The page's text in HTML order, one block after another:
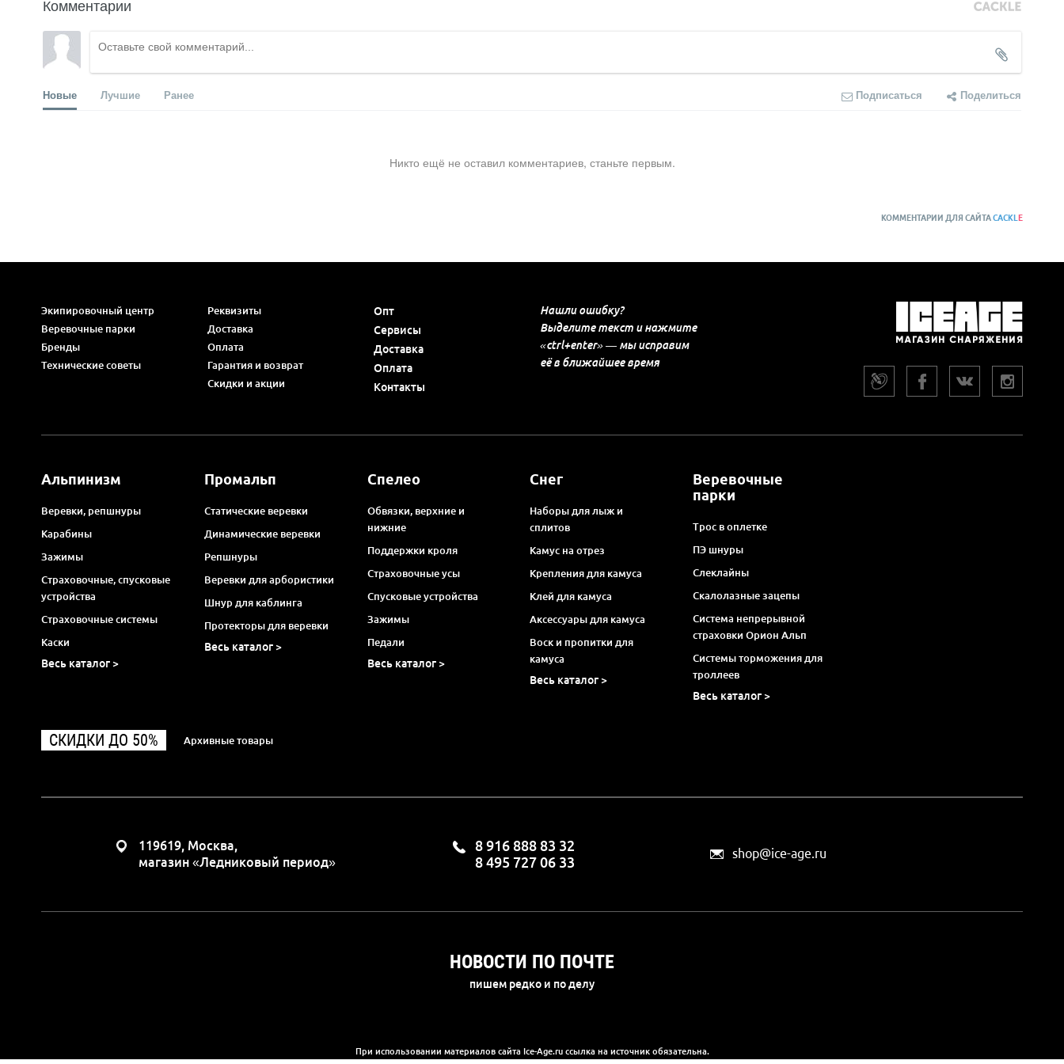
Комментарии
Новые Лучшие Ранее Подписаться Поделиться
Никто ещё не оставил комментариев, станьте первым.
КОММЕНТАРИИ ДЛЯ САЙТАCACKL E
Экипировочный центр
Веревочные парки
Бренды
Технические советы
Реквизиты
Доставка
Оплата
Гарантия и возврат
Скидки и акции
Опт
Сервисы
Доставка
Оплата
Контакты
Нашли ошибку?
Выделите текст и нажмите
«ctrl+enter» — мы исправим
её в ближайшее время
Альпинизм
Веревки, репшнуры
Карабины
Зажимы
Страховочные, спусковые
устройства
Страховочные системы
Каски
Весь каталог >
Промальп
Статические веревки
Динамические веревки
Репшнуры
Веревки для арбористики
Шнур для каблинга
Протекторы для веревки
Весь каталог >
Спелео
Обвязки, верхние и
нижние
Поддержки кроля
Страховочные усы
Спусковые устройства
Зажимы
Педали
Весь каталог >
Снег
Наборы для лыж и
сплитов
Камус на отрез
Крепления для камуса
Клей для камуса
Аксессуары для камуса
Воск и пропитки для
камуса
Весь каталог >
Веревочные
парки
Трос в оплетке
ПЭ шнуры
Слеклайны
Скалолазные зацепы
Система непрерывной
страховки Орион Альп
Системы торможения для
троллеев
Весь каталог >
СКИДКИ ДО 50% Архивные товары
119619, Москва,
магазин «Ледниковый период»
8 916 888 83 32
8 495 727 06 33
shop@ice-age.ru
НОВОСТИ ПО ПОЧТЕ
пишем редко и по делу
При использовании материалов сайта Ice-Age.ru ссылка на источник обязательна.